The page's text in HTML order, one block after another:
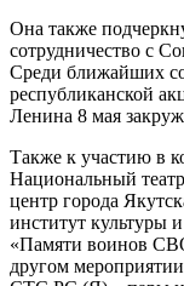
Она также
сотрудничество с
Среди ближайших
республиканской
Ленина 8 мая
Также к участию в
Национальный
центр города
институт культуры
«Памяти воинов
другом